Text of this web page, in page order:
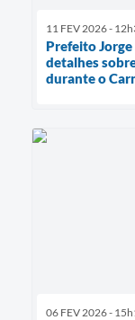
11 FEV 2026 -
Prefeito Jorge
detalhes
durante o
06 FEV 2026 -